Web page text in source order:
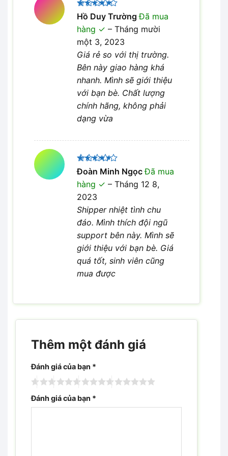
Được xếp
hạng 55
sao
Hồ Duy TrườngĐã mua
hàng
– Tháng mười
một 3, 2023
Giá rẻ so với thị trường.
Bên này giao hàng khá
nhanh. Mình sẽ giới thiệu
với bạn bè. Chất lượng
chính hãng, không phải
dạng vừa
Được
xếp hạng
45 sao
Đoàn Minh NgọcĐã mua
hàng
– Tháng 12 8,
2023
Shipper nhiệt tình chu
đáo. Mình thích đội ngũ
support bên này. Mình sẽ
giới thiệu với bạn bè. Giá
quá tốt, sinh viên cũng
mua được
Thêm một đánh giá
Đánh giá của bạn *
Đánh giá của bạn *